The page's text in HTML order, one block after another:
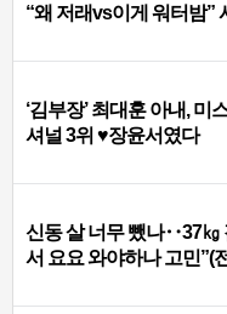
“왜 저래vs이게 워터밤”
‘김부장’ 최대훈 아내, 미
셔널 3위 ♥장윤서였다
신동 살 너무 뺐나‥37㎏
서 요요 와야하나 고민”(